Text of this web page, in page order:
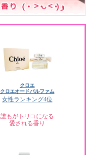
クロエ
クロエオードパルファム
女性ランキング4位
誰もがトリコになる
愛される香り